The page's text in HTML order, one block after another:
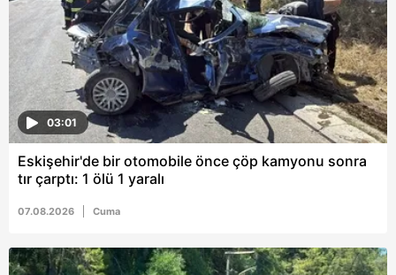
03:01
Eskişehir'de bir otomobile önce çöp kamyonu sonra
tır çarptı: 1 ölü 1 yaralı
07.08.2026 Cuma